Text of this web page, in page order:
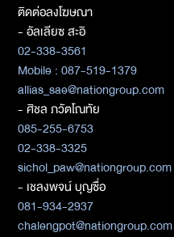
ติดต่อลงโฆษณา
- อัลเลียซ สะอิ
02-338-3561
Mobile : 087-519-1379
allias_sae@nationgroup.com
- ศิชล ภวัตโณทัย
085-255-6753
02-338-3325
sichol_paw@nationgroup.com
- เชลงพจน์ บุญซื่อ
081-934-2937
chalengpot@nationgroup.com